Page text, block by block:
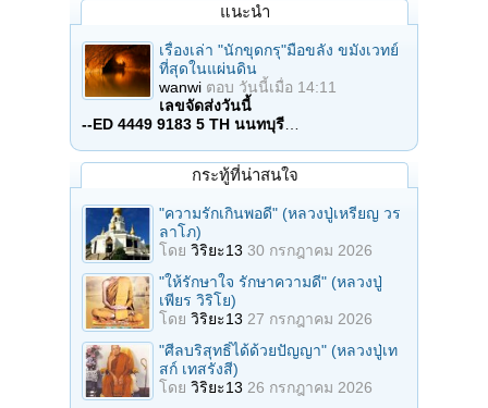
แนะนำ
เรื่องเล่า "นักขุดกรุ"มือขลัง ขมังเวทย์
ที่สุดในแผ่นดิน
wanwi ตอบ วันนี้เมื่อ 14:11
เลขจัดส่งวันนี้
--ED 4449 9183 5 TH นนทบุรี
กระทู้ที่น่าสนใจ
"ความรักเกินพอดี" (หลวงปู่เหรียญ วร
ลาโภ)
โดย วิริยะ13 30 กรกฎาคม 2026
"ให้รักษาใจ รักษาความดี" (หลวงปู่
เพียร วิริโย)
โดย วิริยะ13 27 กรกฎาคม 2026
"ศีลบริสุทธิ์ได้ด้วยปัญญา" (หลวงปู่เท
สก์ เทสรังสี)
โดย วิริยะ13 26 กรกฎาคม 2026